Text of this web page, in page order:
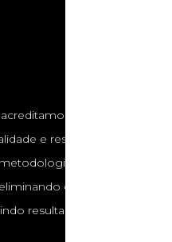
acreditamos que cada
e respeito às
de gestão de
eliminando desperdícios,
resultados com maior